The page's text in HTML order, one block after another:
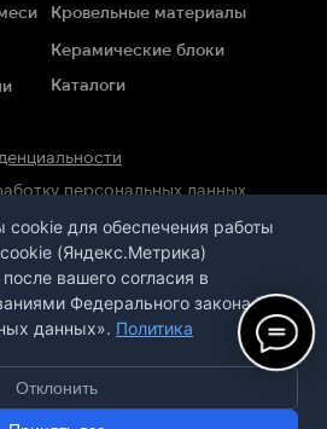
персональных данных
Каталоги
Кровельные материалы
Керамические блоки
публичной офертой,
статьи 437 ГК РФ
© 2020-2026 ООО«ПСА-Казань»
для обеспечения работы
(Яндекс.Метрика)
вашего согласия в
Федерального закона №
данных». Политика
Отклонить